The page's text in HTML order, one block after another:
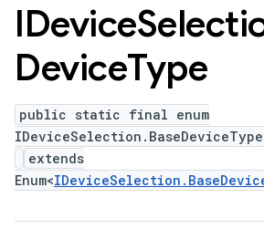
IDevice
DeviceType
public static final enum
IDeviceSelection.BaseDeviceType
extends
Enum<